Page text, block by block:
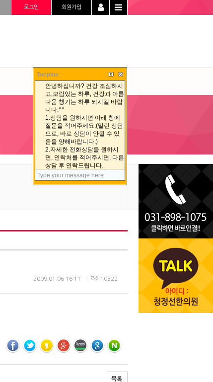
로그인 회원가입
청정선 자료실
조회 10322
2009.01.06 16:11
목록
Tocplus